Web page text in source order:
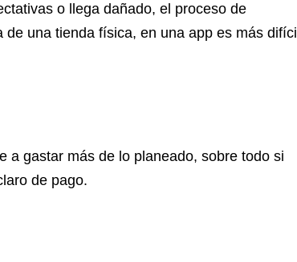
o llega dañado, el proceso de
una tienda física, en una app es más difícil
a gastar más de lo planeado, sobre todo si
de pago.